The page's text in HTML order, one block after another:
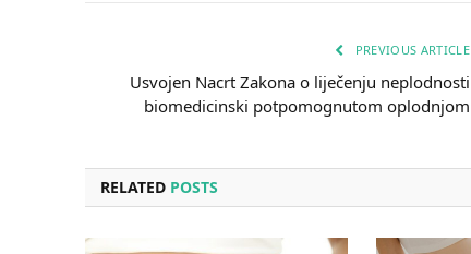
PREVIOUS ARTICLE
Usvojen Nacrt Zakona o liječenju neplodnosti
biomedicinski potpomognutom oplodnjom
RELATED POSTS